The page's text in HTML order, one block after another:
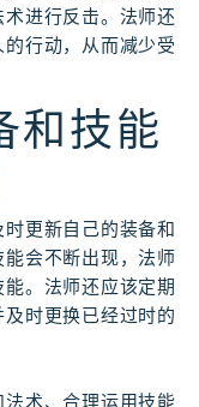
进行反击。法师还
行动，从而减少受
和技能
更新自己的装备和
会不断出现，法师
。法师还应该定期
时更换已经过时的
术、合理运用技能